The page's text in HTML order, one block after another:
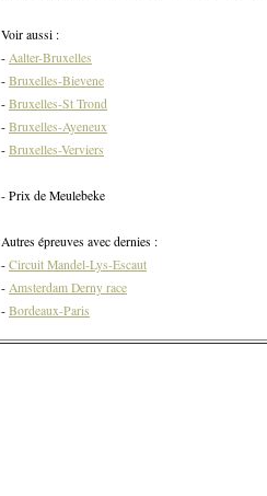
Voir aussi :
- Aalter-Bruxelles
- Bruxelles-Bievene
- Bruxelles-St Trond
- Bruxelles-Ayeneux
- Bruxelles-Verviers
- Prix de Meulebeke
Autres épreuves avec dernies :
- Circuit Mandel-Lys-Escaut
- Amsterdam Derny race
- Bordeaux-Paris